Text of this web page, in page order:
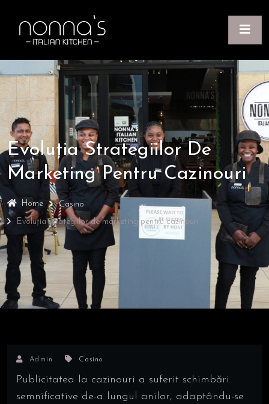
Evoluția Strategiilor De
Marketing Pentru Cazinouri
Home
Casino
Evoluția strategiilor de marketing pentru cazinouri
Admin Casino
Publicitatea la cazinouri a suferit schimbări
semnificative de-a lungul anilor, adaptându-se